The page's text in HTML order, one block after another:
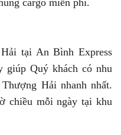
cargo miễn phí.
tại An Bình Express
giúp Quý khách có nhu
Hải nhanh nhất.
chiều mỗi ngày tại khu